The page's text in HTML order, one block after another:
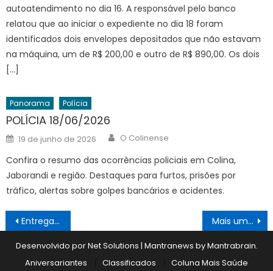
autoatendimento no dia 16. A responsável pelo banco
relatou que ao iniciar o expediente no dia 18 foram
identificados dois envelopes depositados que não estavam
na máquina, um de R$ 200,00 e outro de R$ 890,00. Os dois
[…]
Panorama Polícia
POLÍCIA 18/06/2026
Posted
on
19 de junho de 2026 Author
O Colinense
Confira o resumo das ocorrências policiais em Colina,
Jaborandi e região. Destaques para furtos, prisões por
tráfico, alertas sobre golpes bancários e acidentes.
Navegação
de
Post
Entrega de prêmios Mais um título
Desenvolvido por Net Solutions | Mantranews byMantrabrain.
Aniversariantes
Classificados
Coluna Mais Saúde